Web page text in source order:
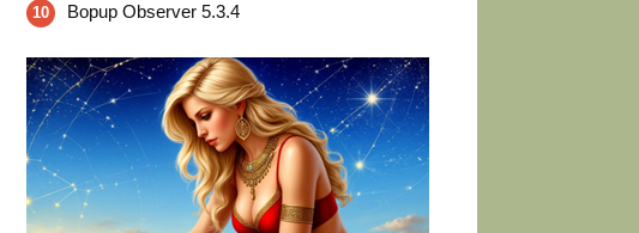
10 Bopup Observer 5.3.4